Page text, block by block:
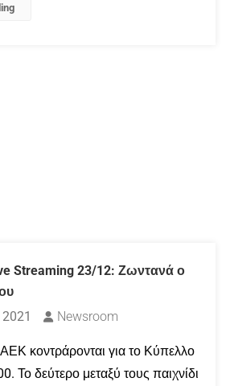
Streaming 23/12: Ζωντανά ο
Newsroom
κοντράρονται για το Κύπελλο
Το δεύτερο μεταξύ τους παιχνίδι